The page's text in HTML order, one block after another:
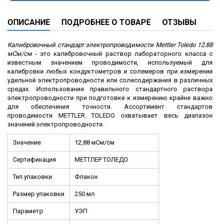
ОПИСАНИЕ ПОДРОБНЕЕ О ТОВАРЕ ОТЗЫВЫ
Калибровочный стандарт электропроводимости Mettler Toledo 12.88
мСм/см- это калибровочный раствор лабораторного класса с
известным значением проводимости, используемый для
калибровкилюбых кондуктометров и солемеров при измерении
удельной электропроводности или солесодержания в различных
средах. Использование правильного стандартного раствора
электропроводности при подготовке к измерению крайне важно
для обеспечения точности. Ассортимент стандартов
проводимости METTLER TOLEDO охватывает весь диапазон
значений электропроводности.
Значение 12,88 мСм/см
Сертификация МЕТТЛЕР ТОЛЕДО
Тип упаковки Флакон
Размер упаковки 250 мл
Параметр УЭП